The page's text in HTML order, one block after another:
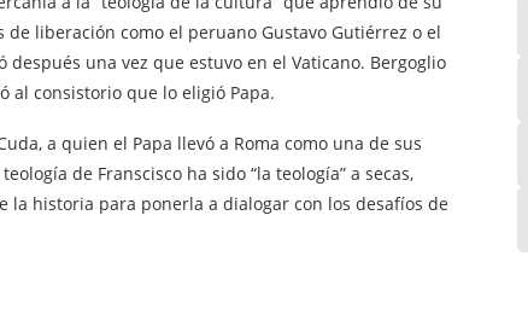
de liberación como el peruano Gustavo Gutiérrez o el
una vez que estuvo en el Vaticano. Bergoglio
al consistorio que lo eligió Papa.
a quien el Papa llevó a Roma como una de sus
de Franscisco ha sido “la teología” a secas,
historia para ponerla a dialogar con los desafíos de